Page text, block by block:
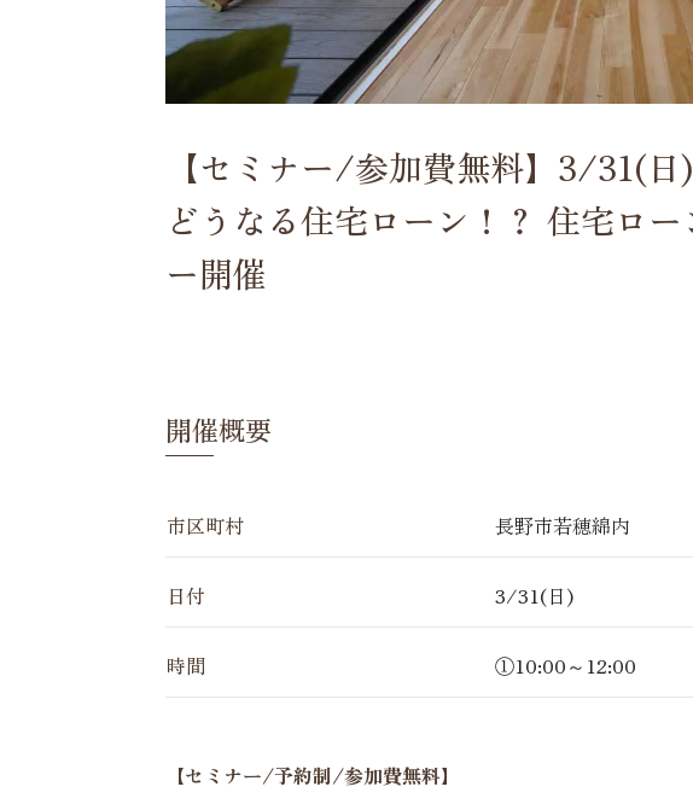
【セミナー/参加費無料】3/31(日
どうなる住宅ローン！？ 住宅ロ
ー開催
開催概要
市区町村 長野市若穂綿内
日付 3/31(日)
時間 ①10:00～12:00
【セミナー/予約制/参加費無料】